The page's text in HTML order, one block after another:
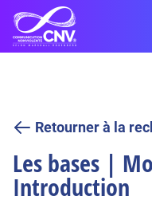
Retourner à la
Les bases |
Introduction